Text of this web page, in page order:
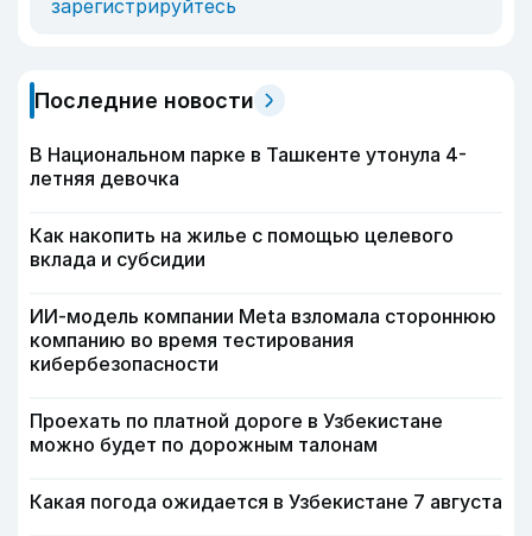
зарегистрируйтесь
Последние новости
В Национальном парке в Ташкенте утонула 4-
летняя девочка
Как накопить на жилье с помощью целевого
вклада и субсидии
ИИ-модель компании Meta взломала стороннюю
компанию во время тестирования
кибербезопасности
Проехать по платной дороге в Узбекистане
можно будет по дорожным талонам
Какая погода ожидается в Узбекистане 7 августа